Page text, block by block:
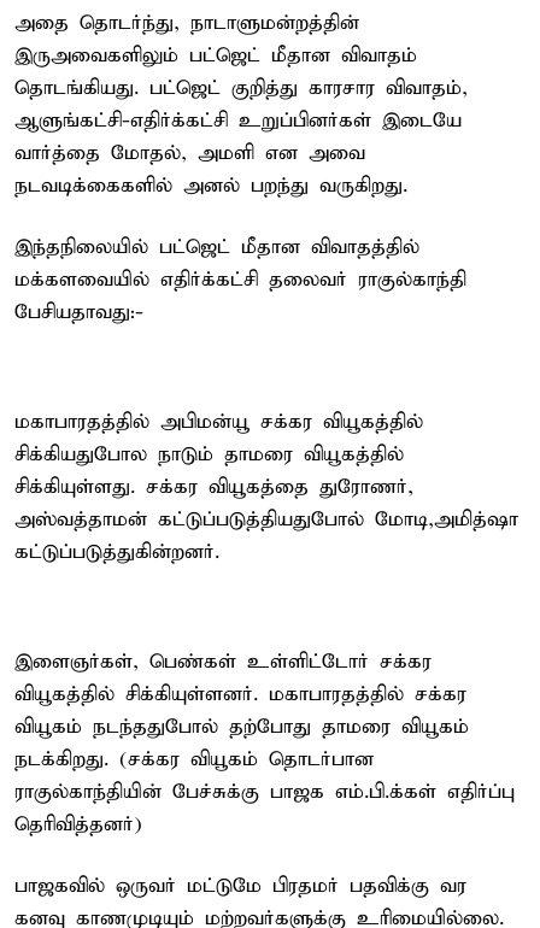
அதை தொடர்ந்து, நாடாளுமன்றத்தின்
இருஅவைகளிலும் பட்ஜெட் மீதான விவாதம்
தொடங்கியது. பட்ஜெட் குறித்து காரசார விவாதம்,
ஆளுங்கட்சி-எதிர்க்கட்சி உறுப்பினர்கள் இடையே
வார்த்தை மோதல், அமளி என அவை
நடவடிக்கைகளில் அனல் பறந்து வருகிறது.
இந்தநிலையில் பட்ஜெட் மீதான விவாதத்தில்
மக்களவையில் எதிர்க்கட்சி தலைவர் ராகுல்காந்தி
பேசியதாவது:-
மகாபாரதத்தில் அபிமன்யூ சக்கர வியூகத்தில்
சிக்கியதுபோல நாடும் தாமரை வியூகத்தில்
சிக்கியுள்ளது. சக்கர வியூகத்தை துரோணர்,
அஸ்வத்தாமன் கட்டுப்படுத்தியதுபோல் மோடி,அமித்ஷா
கட்டுப்படுத்துகின்றனர்.
இளைஞர்கள், பெண்கள் உள்ளிட்டோர் சக்கர
வியூகத்தில் சிக்கியுள்ளனர். மகாபாரதத்தில் சக்கர
வியூகம் நடந்ததுபோல் தற்போது தாமரை வியூகம்
நடக்கிறது. (சக்கர வியூகம் தொடர்பான
ராகுல்காந்தியின் பேச்சுக்கு பாஜக எம்.பி.க்கள் எதிர்ப்பு
தெரிவித்தனர்)
பாஜகவில் ஒருவர் மட்டுமே பிரதமர் பதவிக்கு வர
கனவு காணமுடியும் மற்றவர்களுக்கு உரிமையில்லை.